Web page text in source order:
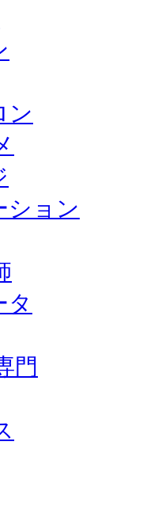
ン
ション
タ
門